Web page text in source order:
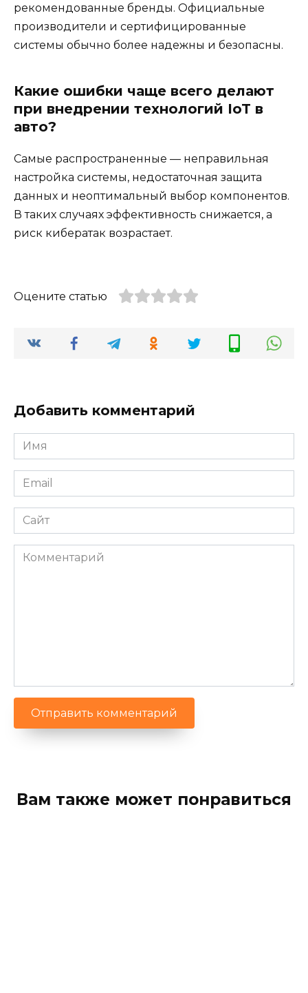
рекомендованные бренды. Официальные
производители и сертифицированные
системы обычно более надежны и безопасны.
Какие ошибки чаще всего делают
при внедрении технологий IoT в
авто?
Самые распространенные — неправильная
настройка системы, недостаточная защита
данных и неоптимальный выбор компонентов.
В таких случаях эффективность снижается, а
риск кибератак возрастает.
Оцените статью
Добавить комментарий
Имя
*
Email
*
Сайт
Комментарий
Вам также может понравиться